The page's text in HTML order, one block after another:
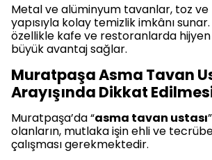
Metal ve alüminyum tavanlar, toz
yapısıyla kolay temizlik imkânı
özellikle kafe ve restoranlarda hijyen
büyük avantaj sağlar.
Muratpaşa Asma Tavan
Arayışında Dikkat
Muratpaşa’da “asma tavan ustası
olanların, mutlaka işin ehli ve
çalışması gerekmektedir.